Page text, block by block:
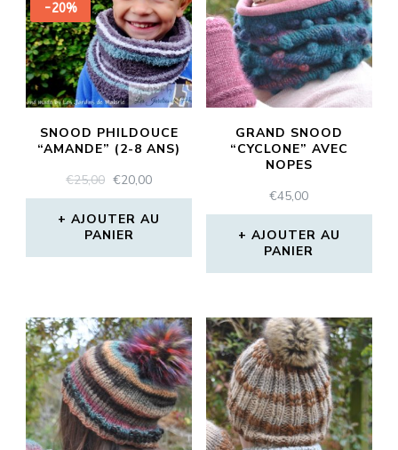
-20%
SNOOD PHILDOUCE
“AMANDE” (2-8 ANS)
€25,00 LE
PRIX
INITIAL
ÉTAIT :
€25,00.
€20,00LE
PRIX
ACTUEL
€20,00.
AJOUTER AU
PANIER
GRAND SNOOD
“CYCLONE” AVEC
NOPES
€45,00
AJOUTER AU
PANIER